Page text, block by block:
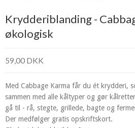
Krydderiblanding -
økologisk
59,00 DKK
Med Cabbage Karma får du ét krydderi,
sammen med alle kåltyper og gør
gå til - rå, stegte, grillede, bagte og
Der medfølger gratis opskriftskort.